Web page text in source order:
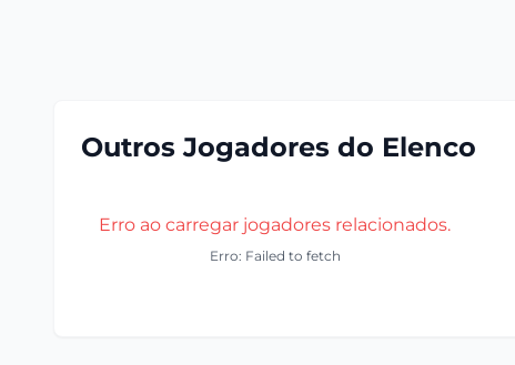
Outros Jogadores do Elenco
Erro ao carregar jogadores relacionados.
Erro: Failed to fetch